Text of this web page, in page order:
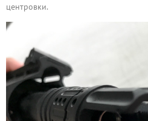
центровки.